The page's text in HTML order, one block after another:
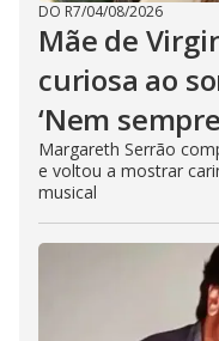
DO R7/04/08/2026
Mãe de
curiosa ao
‘Nem
Margareth Serrão
e voltou a mostrar
musical